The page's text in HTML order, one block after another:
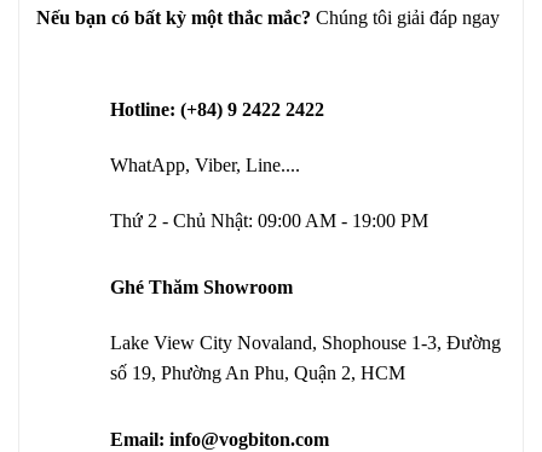
Nếu bạn có bất kỳ một thắc mắc? Chúng tôi giải đáp ngay
Hotline: (+84) 9 2422 2422
WhatApp, Viber, Line....
Thứ 2 - Chủ Nhật: 09:00 AM - 19:00 PM
Ghé Thăm Showroom
Lake View City Novaland, Shophouse 1-3, Đường
số 19, Phường An Phu, Quận 2, HCM
Email: info@vogbiton.com